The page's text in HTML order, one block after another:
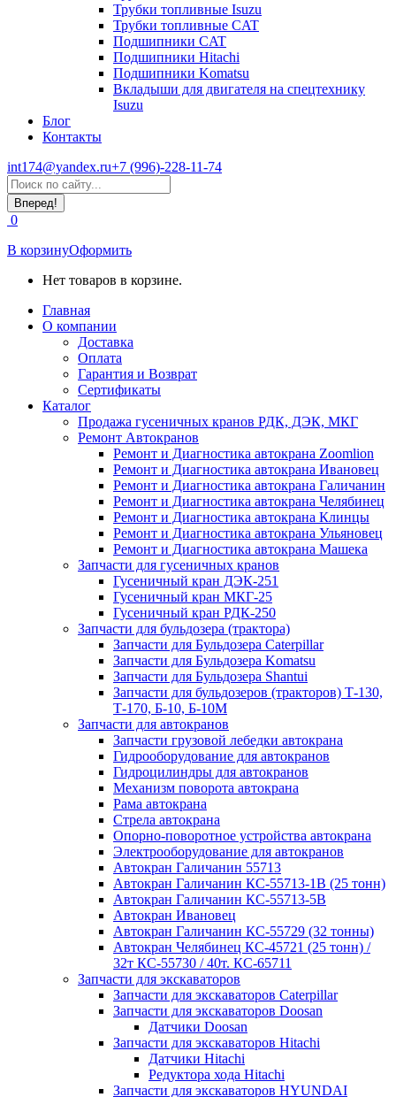
Трубки топливные Isuzu
Трубки топливные CAT
Подшипники CAT
Подшипники Hitachi
Подшипники Komatsu
Вкладыши для двигателя на спецтехнику
Isuzu
Блог
Контакты
int174@yandex.ru+7 (996)-228-11-74
Страница
WhatsApp
открывается
в
новом
окне
Поиск:
0
В корзинуОформить
Нет товаров в корзине.
Главная
О компании
Доставка
Оплата
Гарантия и Возврат
Сертификаты
Каталог
Продажа гусеничных кранов РДК, ДЭК, МКГ
Ремонт Автокранов
Ремонт и Диагностика автокрана Zoomlion
Ремонт и Диагностика автокрана Ивановец
Ремонт и Диагностика автокрана Галичанин
Ремонт и Диагностика автокрана Челябинец
Ремонт и Диагностика автокрана Клинцы
Ремонт и Диагностика автокрана Ульяновец
Ремонт и Диагностика автокрана Машека
Запчасти для гусеничных кранов
Гусеничный кран ДЭК-251
Гусеничный кран МКГ-25
Гусеничный кран РДК-250
Запчасти для бульдозера (трактора)
Запчасти для Бульдозера Caterpillar
Запчасти для Бульдозера Komatsu
Запчасти для Бульдозера Shantui
Запчасти для бульдозеров (тракторов) Т-130,
Т-170, Б-10, Б-10М
Запчасти для автокранов
Запчасти грузовой лебедки автокрана
Гидрооборудование для автокранов
Гидроцилиндры для автокранов
Механизм поворота автокрана
Рама автокрана
Стрела автокрана
Опорно-поворотное устройства автокрана
Электрооборудование для автокранов
Автокран Галичанин 55713
Автокран Галичанин КС-55713-1В (25 тонн)
Автокран Галичанин КС-55713-5В
Автокран Ивановец
Автокран Галичанин КС-55729 (32 тонны)
Автокран Челябинец КС-45721 (25 тонн) /
32т КС-55730 / 40т. КС-65711
Запчасти для экскаваторов
Запчасти для экскаваторов Caterpillar
Запчасти для экскаваторов Doosan
Датчики Doosan
Запчасти для экскаваторов Hitachi
Датчики Hitachi
Редуктора хода Hitachi
Запчасти для экскаваторов HYUNDAI